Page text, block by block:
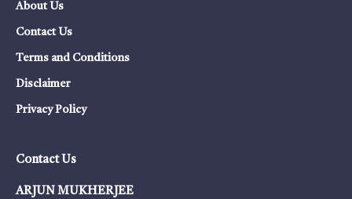
About Us
Contact Us
Terms and Conditions
Disclaimer
Privacy Policy
Contact Us
ARJUN MUKHERJEE